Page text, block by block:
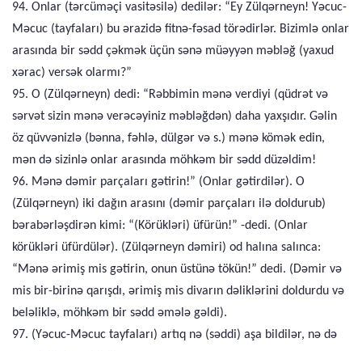
94. Onlar (tərcüməçi vasitəsilə) dedilər: “Ey Zülqərneyn! Yəcuc-
Məcuc (tayfaları) bu ərazidə fitnə-fəsad törədirlər. Bizimlə onlar
arasında bir sədd çəkmək üçün sənə müəyyən məbləğ (yaxud
xərac) versək olarmı?”
95. O (Zülqərneyn) dedi: “Rəbbimin mənə verdiyi (qüdrət və
sərvət sizin mənə verəcəyiniz məbləğdən) daha yaxşıdır. Gəlin
öz qüvvənizlə (bənna, fəhlə, dülgər və s.) mənə kömək edin,
mən də sizinlə onlar arasında möhkəm bir sədd düzəldim!
96. Mənə dəmir parçaları gətirin!” (Onlar gətirdilər). O
(Zülqərneyn) iki dağın arasını (dəmir parçaları ilə doldurub)
bərabərləşdirən kimi: “(Körükləri) üfürün!” -dedi. (Onlar
körükləri üfürdülər). (Zülqərneyn dəmiri) od halına salınca:
“Mənə ərimiş mis gətirin, onun üstünə tökün!” dedi. (Dəmir və
mis bir-birinə qarışdı, ərimiş mis divarın dəliklərini doldurdu və
beləliklə, möhkəm bir sədd əmələ gəldi).
97. (Yəcuc-Məcuc tayfaları) artıq nə (səddi) aşa bildilər, nə də